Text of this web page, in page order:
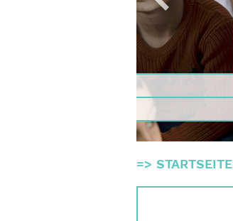
=> STARTSEITE